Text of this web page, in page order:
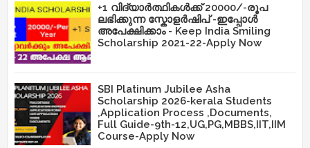
+1 വിദ്യാർത്ഥികൾക്ക് 20000/-രൂപ
ലഭിക്കുന്ന സ്കോളർഷിപ് -ഇപ്പോൾ
അപേക്ഷിക്കാം - Keep India Smiling
Scholarship 2021-22-Apply Now
SBI Platinum Jubilee Asha
Scholarship 2026-kerala Students
,Application Process ,Documents,
Full Guide-9th-12,UG,PG,MBBS,IIT,IIM
Course-Apply Now